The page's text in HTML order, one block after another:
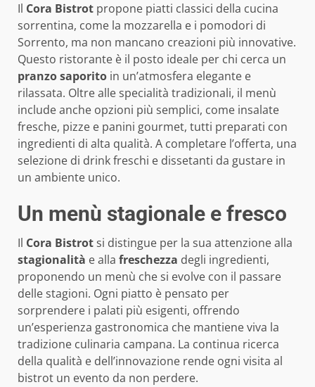
Il Cora Bistrot propone piatti classici della cucina
sorrentina, come la mozzarella e i pomodori di
Sorrento, ma non mancano creazioni più innovative.
Questo ristorante è il posto ideale per chi cerca un
pranzo saporito in un’atmosfera elegante e
rilassata. Oltre alle specialità tradizionali, il menù
include anche opzioni più semplici, come insalate
fresche, pizze e panini gourmet, tutti preparati con
ingredienti di alta qualità. A completare l’offerta, una
selezione di drink freschi e dissetanti da gustare in
un ambiente unico.
Un menù stagionale e fresco
Il Cora Bistrotsi distingue per la sua attenzione alla
stagionalità e alla freschezza degli ingredienti,
proponendo un menù che si evolve con il passare
delle stagioni. Ogni piatto è pensato per
sorprendere i palati più esigenti, offrendo
un’esperienza gastronomica che mantiene viva la
tradizione culinaria campana. La continua ricerca
della qualità e dell’innovazione rende ogni visita al
bistrot un evento da non perdere.